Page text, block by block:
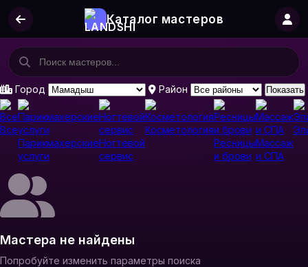
Каталог мастеров
Город Район Показать
Все
Парикмахерские
услуги
Ногтевой
сервис
Косметология
Ресницы
и брови
Массаж
и СПА
Мастера не найдены
Попробуйте изменить параметры поиска